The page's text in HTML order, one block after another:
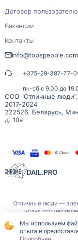
Мы используем
опыта и
ООО "Отличные люди",
2017-2024
222526, Беларусь,
д. 10а
Договор пользователю
Вакансии
Контакты
info@topspeople.com
+375-29-387-77-
пн-сб с 9.00 до
DAIL.PRO
Отличные люди —
услуг
самостоятельно